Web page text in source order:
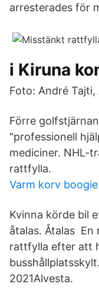
arresterades för
i Kiruna
Foto: André Tajti,
Förre
"professionell
mediciner. NHL-
rattfylla.
Varm korv
Kvinna körde bil
åtalas. Åtalas
rattfylla efter att
2021Alvesta.